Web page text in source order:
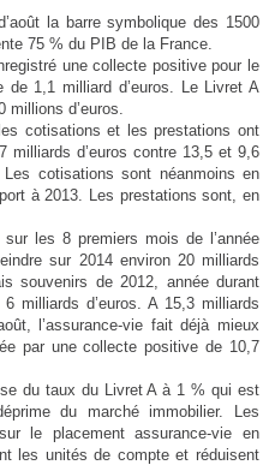
la barre symbolique des 1500
75 % du PIB de la France.
une collecte positive pour le
1,1 milliard d’euros. Le Livret A
millions d’euros.
cotisations et les prestations ont
milliards d’euros contre 13,5 et 9,6
cotisations sont néanmoins en
à 2013. Les prestations sont, en
les 8 premiers mois de l’année
sur 2014 environ 20 milliards
souvenirs de 2012, année durant
milliards d’euros. A 15,3 milliards
l’assurance-vie fait déjà mieux
par une collecte positive de 10,7
du taux du Livret A à 1 % qui est
du marché immobilier. Les
le placement assurance-vie en
les unités de compte et réduisent